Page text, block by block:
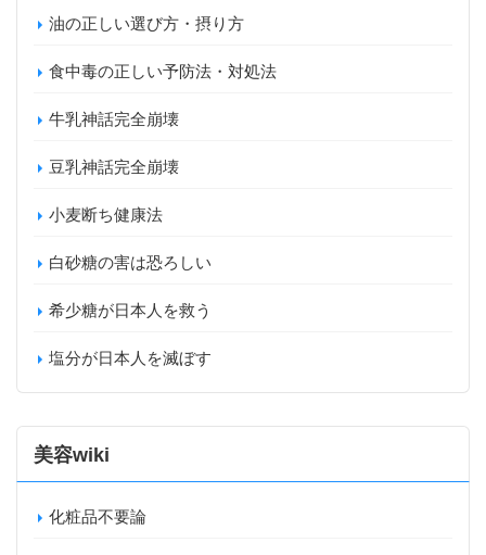
油の正しい選び方・摂り方
食中毒の正しい予防法・対処法
牛乳神話完全崩壊
豆乳神話完全崩壊
小麦断ち健康法
白砂糖の害は恐ろしい
希少糖が日本人を救う
塩分が日本人を滅ぼす
美容wiki
化粧品不要論